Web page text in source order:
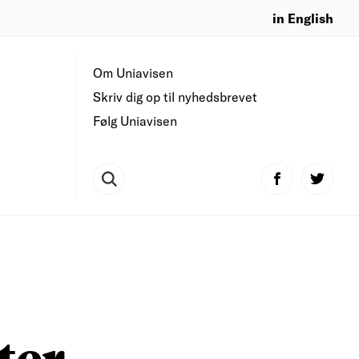
in English
Om Uniavisen
Skriv dig op til nyhedsbrevet
Følg Uniavisen